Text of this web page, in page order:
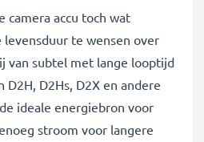
camera accu toch wat
te wensen over
van subtel met lange looptijd
D2H, D2Hs, D2X en andere
ideale energiebron voor
stroom voor langere